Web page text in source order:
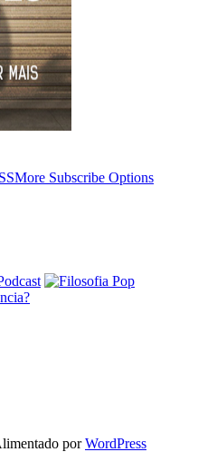
More Subscribe Options
porWordPress